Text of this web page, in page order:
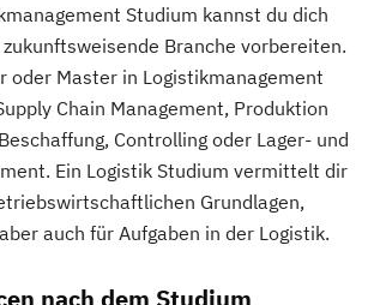
Studium kannst du dich
Branche vorbereiten.
oder Master in Logistikmanagement
Chain Management, Produktion
Controlling oder Lager- und
Ein Logistik Studium vermittelt dir
Grundlagen,
auch für Aufgaben in der Logistik.
nach dem Studium